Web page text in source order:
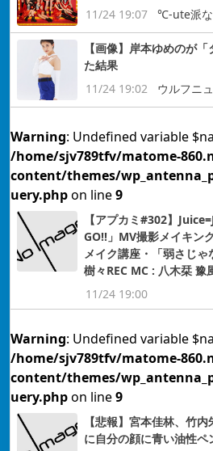
11/24 19:07
℃-ute派
【画像】岸本ゆめのが
た結果
11/24 19:02
ウルフニ
Warning: Undefined variable
/home/sjv789tfv/matome-
content/themes/
uery.phpon line9
【アプカミ#302】
GO!!」MV撮影メイキン
メイク講座・「弱さじ
樹々REC MC : 八木栞 豫
11/24 19:00
Warning: Undefined variable
/home/sjv789tfv/matome-
content/themes/
uery.phpon line9
【悲報】宮本佳林、竹
に自分の顔に青い油性ペ